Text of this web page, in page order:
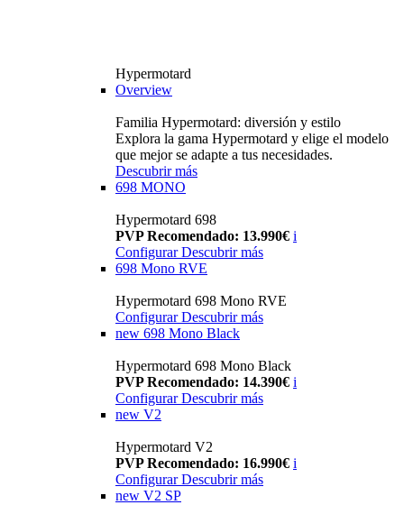
Hypermotard
Overview
Familia Hypermotard: diversión y estilo
Explora la gama Hypermotard y elige el modelo
que mejor se adapte a tus necesidades.
Descubrir más
698 MONO
Hypermotard 698
PVP Recomendado: 13.990€ i
ConfigurarDescubrir más
698 Mono RVE
Hypermotard 698 Mono RVE
Configurar Descubrir más
new 698 Mono Black
Hypermotard 698 Mono Black
PVP Recomendado: 14.390€ i
Configurar Descubrir más
new V2
Hypermotard V2
PVP Recomendado: 16.990€ i
Configurar Descubrir más
new V2 SP